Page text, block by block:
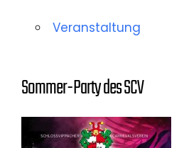
Veranstaltung
Sommer-Party des SCV